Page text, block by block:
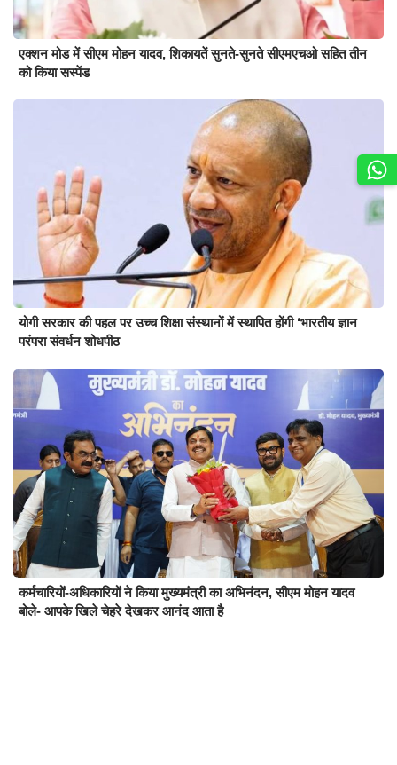
एक्शन मोड में सीएम मोहन यादव, शिकायतें सुनते-सुनते सीएमएचओ सहित तीन
को किया सस्पेंड
योगी सरकार की पहल पर उच्च शिक्षा संस्थानों में स्थापित होंगी ‘भारतीय ज्ञान
परंपरा संवर्धन शोधपीठ
कर्मचारियों-अधिकारियों ने किया मुख्यमंत्री का अभिनंदन, सीएम मोहन यादव
बोले- आपके खिले चेहरे देखकर आनंद आता है